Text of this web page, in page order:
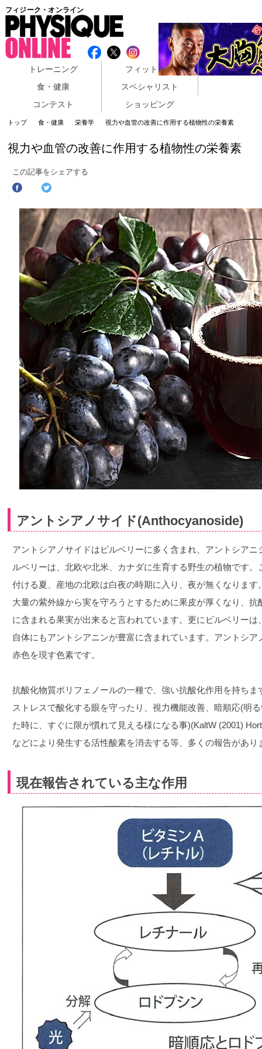
フィジーク・オンライン
トレーニング
フィットネス
食・健康
スペシャリスト
コンテスト
ショッピング
トップ 食・健康 栄養学 視力や血管の改善に作用する植物性の栄養素
視力や血管の改善に作用する植物性の栄養素
この記事をシェアする
アントシアノサイド(Anthocyanoside)
アントシアノサイドはビルベリーに多く含まれ、アントシア
ルベリーは、北欧や北米、カナダに生育する野生の植物です
付ける夏、産地の北欧は白夜の時期に入り、夜が無くなります
大量の紫外線から実を守ろうとするために果皮が厚くなり、
に含まれる果実が出来ると言われています。更にビルベリー
自体にもアントシアニンが豊富に含まれています。アントシ
赤色を現す色素です。
抗酸化物質ポリフェノールの一種で、強い抗酸化作用を持ちま
ストレスで酸化する眼を守ったり、視力機能改善、暗順応(明
た時に、すぐに限が慣れて見える様になる事)(KaltW (2001)
などにより発生する活性酸素を消去する等、多くの報告があり
現在報告されている主な作用